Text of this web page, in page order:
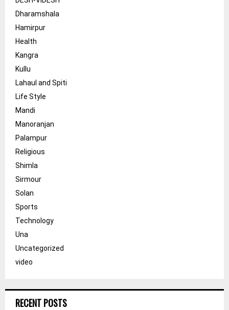
Dharamshala
Hamirpur
Health
Kangra
Kullu
Lahaul and Spiti
Life Style
Mandi
Manoranjan
Palampur
Religious
Shimla
Sirmour
Solan
Sports
Technology
Una
Uncategorized
video
RECENT POSTS